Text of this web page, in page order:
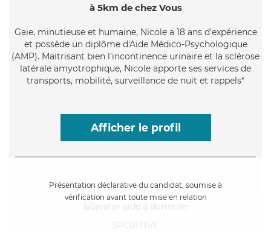
à 5km de chez Vous
Gaie, minutieuse et humaine, Nicole a 18 ans d'expérience
et possède un diplôme d'Aide Médico-Psychologique
(AMP). Maitrisant bien l'incontinence urinaire et la sclérose
latérale amyotrophique, Nicole apporte ses services de
transports, mobilité, surveillance de nuit et rappels*
Afficher le profil
Présentation déclarative du candidat, soumise à
vérification avant toute mise en relation
SPORTIVE